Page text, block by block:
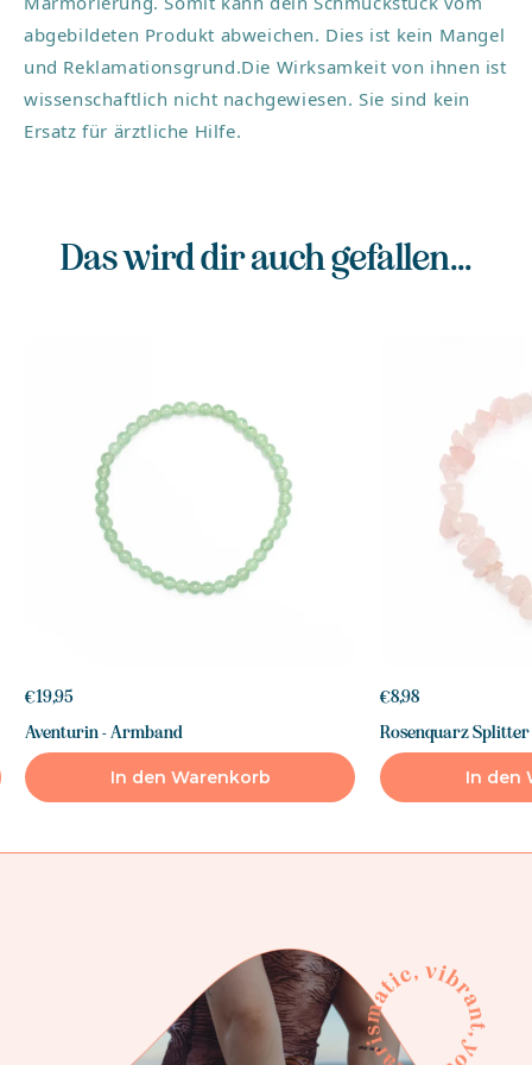
harmonische Mischung aus Erdverbundenheit und
Größe: ca. 4,5 cm
Verpackung: alva lou Schachtel
abgebildeten Produkt abweichen. Dies ist kein Mangel
und Reklamationsgrund.Die Wirksamkeit von ihnen ist
wissenschaftlich nicht nachgewiesen. Sie sind kein
Ersatz für ärztliche Hilfe.
Das wird dir auch gefallen...
€19,95
Aventurin - Armband
In den Warenkorb
€8,98
Rosenquarz
In den